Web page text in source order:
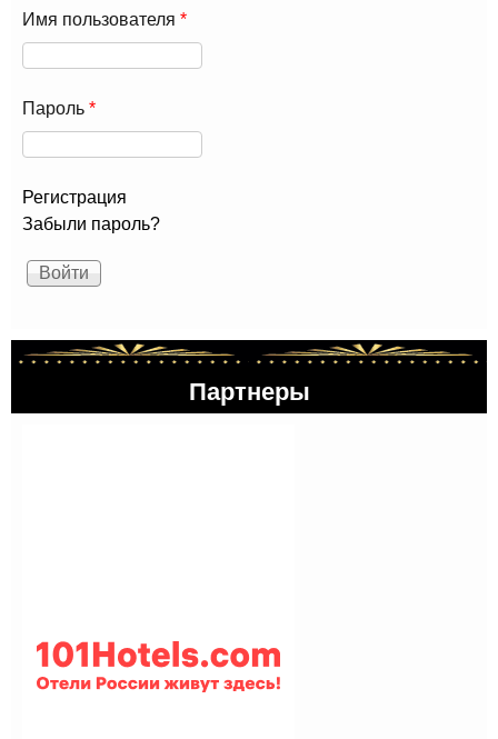
Имя пользователя *
Пароль *
Регистрация
Забыли пароль?
Партнеры